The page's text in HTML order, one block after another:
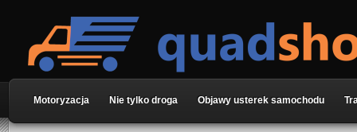
Motoryzacja Nie tylko droga Objawy usterek samochodu